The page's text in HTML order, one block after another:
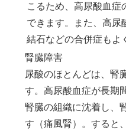
こるため、高尿酸血症
できます。また、高尿
結石などの合併症もよ
腎臓障害
尿酸のほとんどは、腎
す。高尿酸血症が長期
腎臓の組織に沈着し、
す（痛風腎）。すると